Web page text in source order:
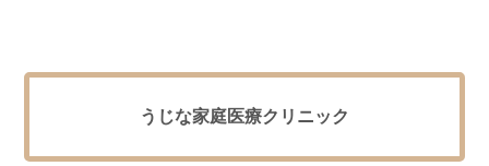
うじな家庭医療クリニック